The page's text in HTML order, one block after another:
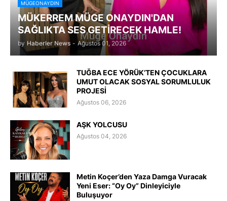
MÜGEONAYDIN
MÜKERREM MÜGE ONAYDIN'DAN
SAĞLIKTA SES GETİRECEK HAMLE!
by Haberler News - Ağustos 01, 2026
TUĞBA ECE YÖRÜK’TEN ÇOCUKLARA
UMUT OLACAK SOSYAL SORUMLULUK
PROJESİ
Ağustos 06, 2026
AŞK YOLCUSU
Ağustos 04, 2026
Metin Koçer’den Yaza Damga Vuracak
Yeni Eser: “Oy Oy” Dinleyiciyle
Buluşuyor